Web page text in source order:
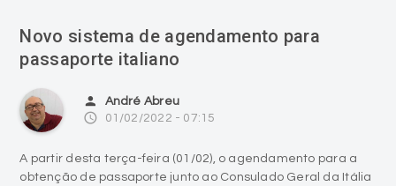
Novo sistema de agendamento para
passaporte italiano
person André Abreu
access_time 01/02/2022 - 07:15
A partir desta terça-feira (01/02), o agendamento para a
obtenção de passaporte junto ao Consulado Geral da Itália